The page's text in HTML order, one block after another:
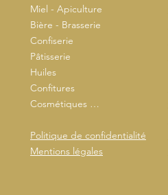
Miel - Apiculture
Bière - Brasserie
Confiserie
Pâtisserie
Huiles
Confitures
Cosmétiques …
Politique de confidentialité
Mentions légales